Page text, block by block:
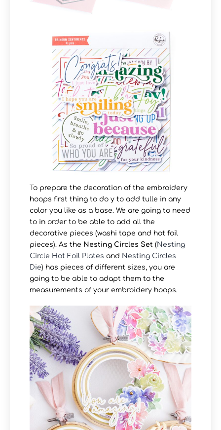
To prepare the decoration of the embroidery
hoops first thing to do y to add tulle in any
color you like as a base. We are going to need
to in order to be able to add all the
decorative pieces (washi tape and hot foil
pieces). As the Nesting Circles Set (Nesting
Circle Hot Foil Plates and Nesting Circles
Die) has pieces of different sizes, you are
going to be able to adapt them to the
measurements of your embroidery hoops.